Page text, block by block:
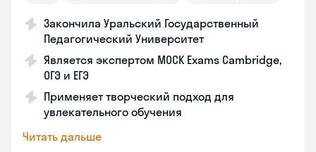
Закончила Уральский Государственный
Педагогический Университет
Является экспертом MOCK Exams Cambridge,
ОГЭ и ЕГЭ
Применяет творческий подход для
увлекательного обучения
Читать дальше